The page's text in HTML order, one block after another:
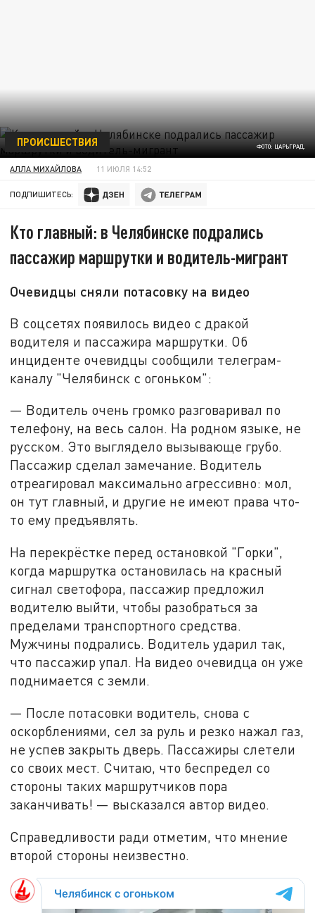
ФОТО: ЦАРЬГРАД.
ПРОИСШЕСТВИЯ
АЛЛА МИХАЙЛОВА 11 ИЮЛЯ 14:52
ПОДПИШИТЕСЬ:
Кто главный: в Челябинске подрались
пассажир маршрутки и водитель-мигрант
Очевидцы сняли потасовку на видео
В соцсетях появилось видео с дракой
водителя и пассажира маршрутки. Об
инциденте очевидцы сообщили телеграм-
каналу "Челябинск с огоньком":
— Водитель очень громко разговаривал по
телефону, на весь салон. На родном языке, не
русском. Это выглядело вызывающе грубо.
Пассажир сделал замечание. Водитель
отреагировал максимально агрессивно: мол,
он тут главный, и другие не имеют права что-
то ему предъявлять.
На перекрёстке перед остановкой "Горки",
когда маршрутка остановилась на красный
сигнал светофора, пассажир предложил
водителю выйти, чтобы разобраться за
пределами транспортного средства.
Мужчины подрались. Водитель ударил так,
что пассажир упал. На видео очевидца он уже
поднимается с земли.
— После потасовки водитель, снова с
оскорблениями, сел за руль и резко нажал газ,
не успев закрыть дверь. Пассажиры слетели
со своих мест. Считаю, что беспредел со
стороны таких маршрутчиков пора
заканчивать! — высказался автор видео.
Справедливости ради отметим, что мнение
второй стороны неизвестно.